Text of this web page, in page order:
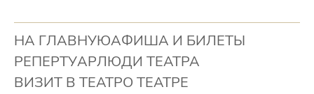
НА ГЛАВНУЮАФИША И БИЛЕТЫ
РЕПЕРТУАРЛЮДИ ТЕАТРА
ВИЗИТ В ТЕАТРО ТЕАТРЕ